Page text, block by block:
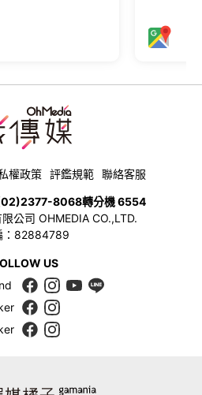
權政策 評鑑規範 聯絡客服
8068轉分機 6554
公司 OHMEDIA CO.,LTD.
：82884789
US